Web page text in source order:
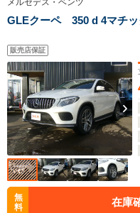
メルセデス・ベンツ
GLEクーペ 350 d 4マチッ
販売店保証
無
料
在庫